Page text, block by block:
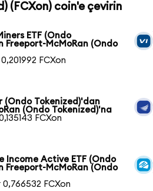
(FCXon) coin'e çevirin
ETF (Ondo
Freeport-McMoRan (Ondo
FCXon
(Ondo Tokenized)'dan
(Ondo Tokenized)'na
FCXon
Income Active ETF (Ondo
Freeport-McMoRan (Ondo
FCXon